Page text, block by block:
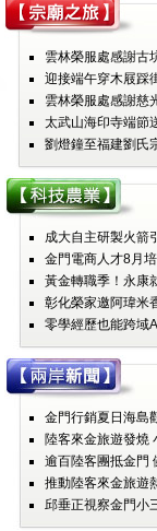
雲林榮服處感謝古
迎接端午穿木屐踩
雲林榮服處感謝慈
太武山海印寺端節
劉燈鐘至福建劉氏
成大自主研製火箭
金門電商人才8月
黃金轉職季！永康
彰化榮家邀阿瑋米
零學經歷也能跨域
金門行銷夏日海島
陸客來金旅遊發燒
逾百陸客團抵金門
推動陸客來金旅遊
邱垂正視察金門小